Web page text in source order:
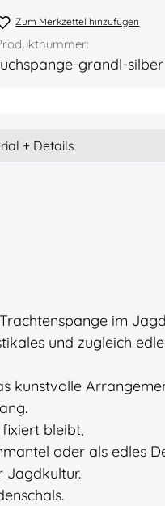
Zum Merkzettel hinzufügen
grandl-silber
+ Details
im
und zugleich
kunstvolle
bleibt,
oder als edles
Jagdkultur.